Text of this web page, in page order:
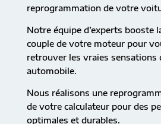
reprogrammation de votre
Notre équipe d’experts booste
couple de votre moteur pour
retrouver les vraies sensations
automobile.
Nous réalisons une
de votre calculateur pour des
optimales et durables.